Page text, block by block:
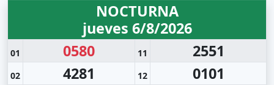
NOCTURNA
jueves 6/8/2026
01 0580 11 2551
02 4281 12 0101